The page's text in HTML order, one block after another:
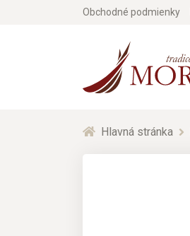
Obchodné podmienky
Hlavná stránka